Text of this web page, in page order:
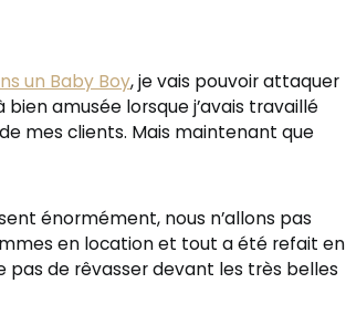
un Baby Boy, je vais pouvoir attaquer
amusée lorsque j’avais travaillé
mes clients. Mais maintenant que
énormément, nous n’allons pas
en location et tout a été refait en
pas de rêvasser devant les très belles